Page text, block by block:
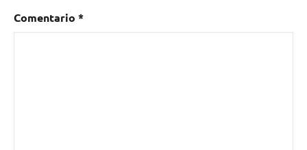
musicales,
Perú
Comentario *